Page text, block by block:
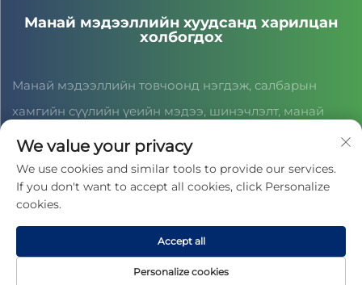
Манай мэдээллийн хуудсанд харилцан
холбогдох
Манай мэдээллийн товчоонд нэгдэж, салбарын
хамгийн сүүлийн үеийн мэдээ, шинэчлэлт, манай
багийн дүн шинжилгээг хүлээн авна уу.
Гэрээ байгуулах
Бүх эрх ЦЗЯСИНГ ЦАЙХОНГ СПОРТ СОЁЛ КОМПАНИ ТХК-ныхаа
бодлого
We value your privacy
We use cookies and similar tools to provide our services.
If you don't want to accept all cookies, click Personalize
cookies.
Personalize cookies
Accept all